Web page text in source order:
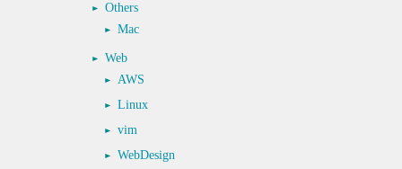
Others
Mac
Web
AWS
Linux
vim
WebDesign